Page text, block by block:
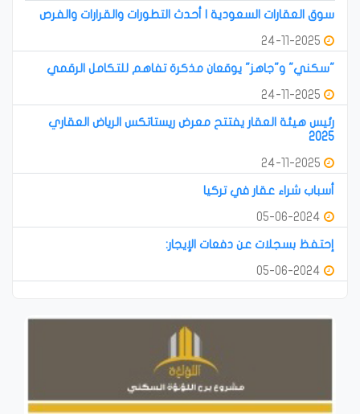
سوق العقارات السعودية | أحدث التطورات والقرارات والفرص
"سكني" و"جاهز" يوقعان مذكرة تفاهم للتكامل الرقمي
رئيس هيئة العقار يفتتح معرض ريستاتكس الرياض العقاري
2025
أسباب شراء عقار في تركيا
إحتفظ بسجلات عن دفعات الإيجار: